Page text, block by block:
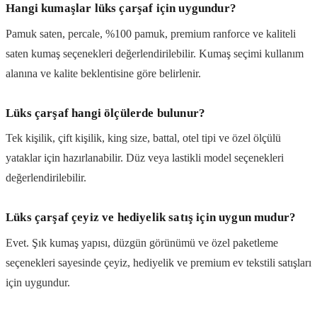
Hangi kumaşlar lüks çarşaf için uygundur?
Pamuk saten, percale, %100 pamuk, premium ranforce ve kaliteli
saten kumaş seçenekleri değerlendirilebilir. Kumaş seçimi kullanım
alanına ve kalite beklentisine göre belirlenir.
Lüks çarşaf hangi ölçülerde bulunur?
Tek kişilik, çift kişilik, king size, battal, otel tipi ve özel ölçülü
yataklar için hazırlanabilir. Düz veya lastikli model seçenekleri
değerlendirilebilir.
Lüks çarşaf çeyiz ve hediyelik satış için uygun mudur?
Evet. Şık kumaş yapısı, düzgün görünümü ve özel paketleme
seçenekleri sayesinde çeyiz, hediyelik ve premium ev tekstili satışları
için uygundur.